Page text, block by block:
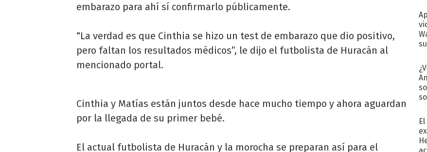
embarazo para ahí sí confirmarlo públicamente.
“La verdad es que Cinthia se hizo un test de embarazo que dio positivo,
pero faltan los resultados médicos”, le dijo el futbolista de Huracán al
mencionado portal.
Cinthia y Matías están juntos desde hace mucho tiempo y ahora aguardan
por la llegada de su primer bebé.
El actual futbolista de Huracán y la morocha se preparan así para el